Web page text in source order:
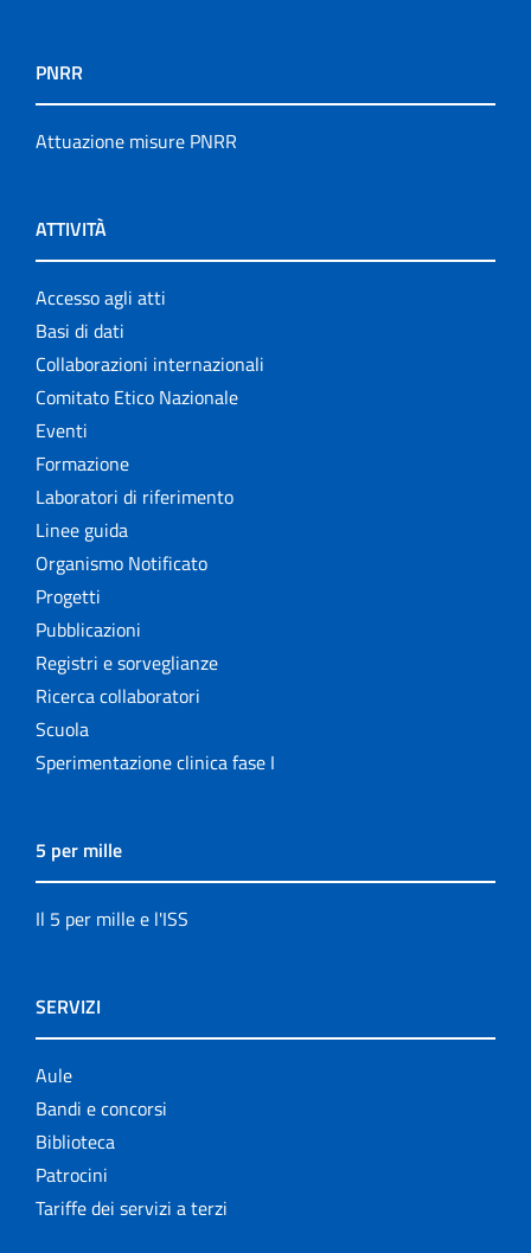
PNRR
Attuazione misure PNRR
ATTIVITÀ
Accesso agli atti
Basi di dati
Collaborazioni internazionali
Comitato Etico Nazionale
Eventi
Formazione
Laboratori di riferimento
Linee guida
Organismo Notificato
Progetti
Pubblicazioni
Registri e sorveglianze
Ricerca collaboratori
Scuola
Sperimentazione clinica fase I
5 per mille
Il 5 per mille e l'ISS
SERVIZI
Aule
Bandi e concorsi
Biblioteca
Patrocini
Tariffe dei servizi a terzi